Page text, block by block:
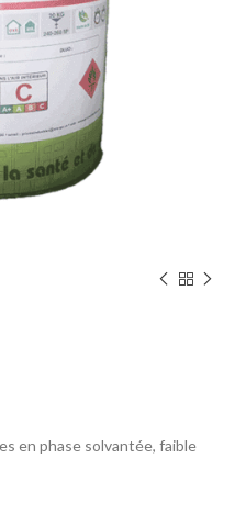
en phase solvantée, faible